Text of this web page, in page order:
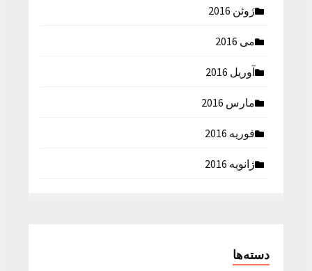
ژوئن 2016
می 2016
آوریل 2016
مارس 2016
فوریه 2016
ژانویه 2016
دسته‌ها